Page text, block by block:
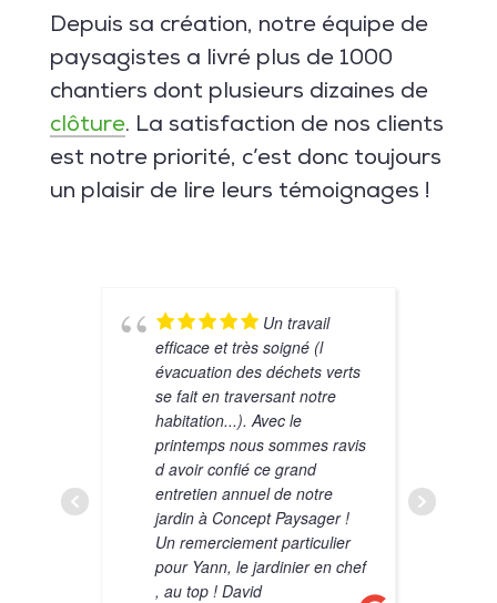
Depuis sa création, notre équipe de
paysagistes a livré plus de 1000
chantiers dont plusieurs dizaines de
clôture. La satisfaction de nos clients
est notre priorité, c’est donc toujours
un plaisir de lire leurs témoignages !
Un travail
efficace et très soigné (l
évacuation des déchets verts
se fait en traversant notre
habitation...). Avec le
printemps nous sommes ravis
d avoir confié ce grand
entretien annuel de notre
jardin à Concept Paysager !
Un remerciement particulier
pour Yann, le jardinier en chef
, au top ! David